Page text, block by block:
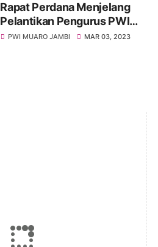
Rapat Perdana Menjelang
Pelantikan Pengurus PWI
Kabupaten Muaro Jambi
PWI MUARO JAMBI MAR 03, 2023